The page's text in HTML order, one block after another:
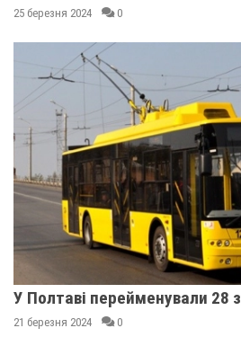
25 березня 2024 0
У Полтаві перейменували 28
21 березня 2024 0